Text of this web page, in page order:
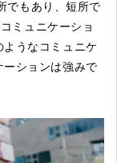
でもあり、短所で
ミュニケーショ
うなコミュニケ
ションは強みで